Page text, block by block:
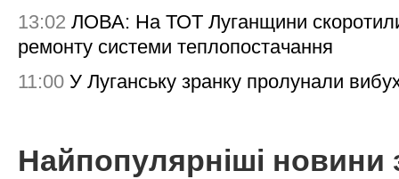
13:02 ЛОВА: На ТОТ Луганщини
ремонту системи теплопостачання
11:00 У Луганську зранку пролунали
Найпопулярніші новини